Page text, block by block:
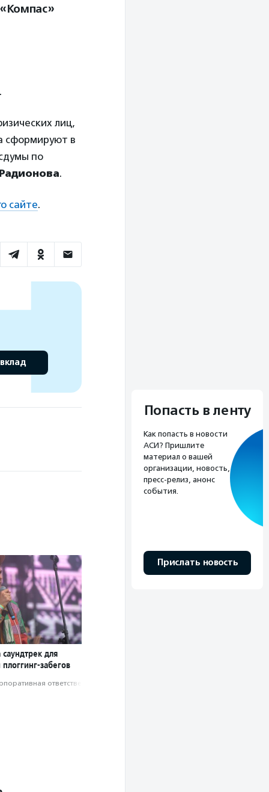
лиц,
сформируют в
по
.
сайте.
для
забегов
ответственность
Попасть в ленту
Как попасть в новости
АСИ? Пришлите
материал о вашей
организации, новость,
пресс-релиз, анонс
события.
Прислать новость